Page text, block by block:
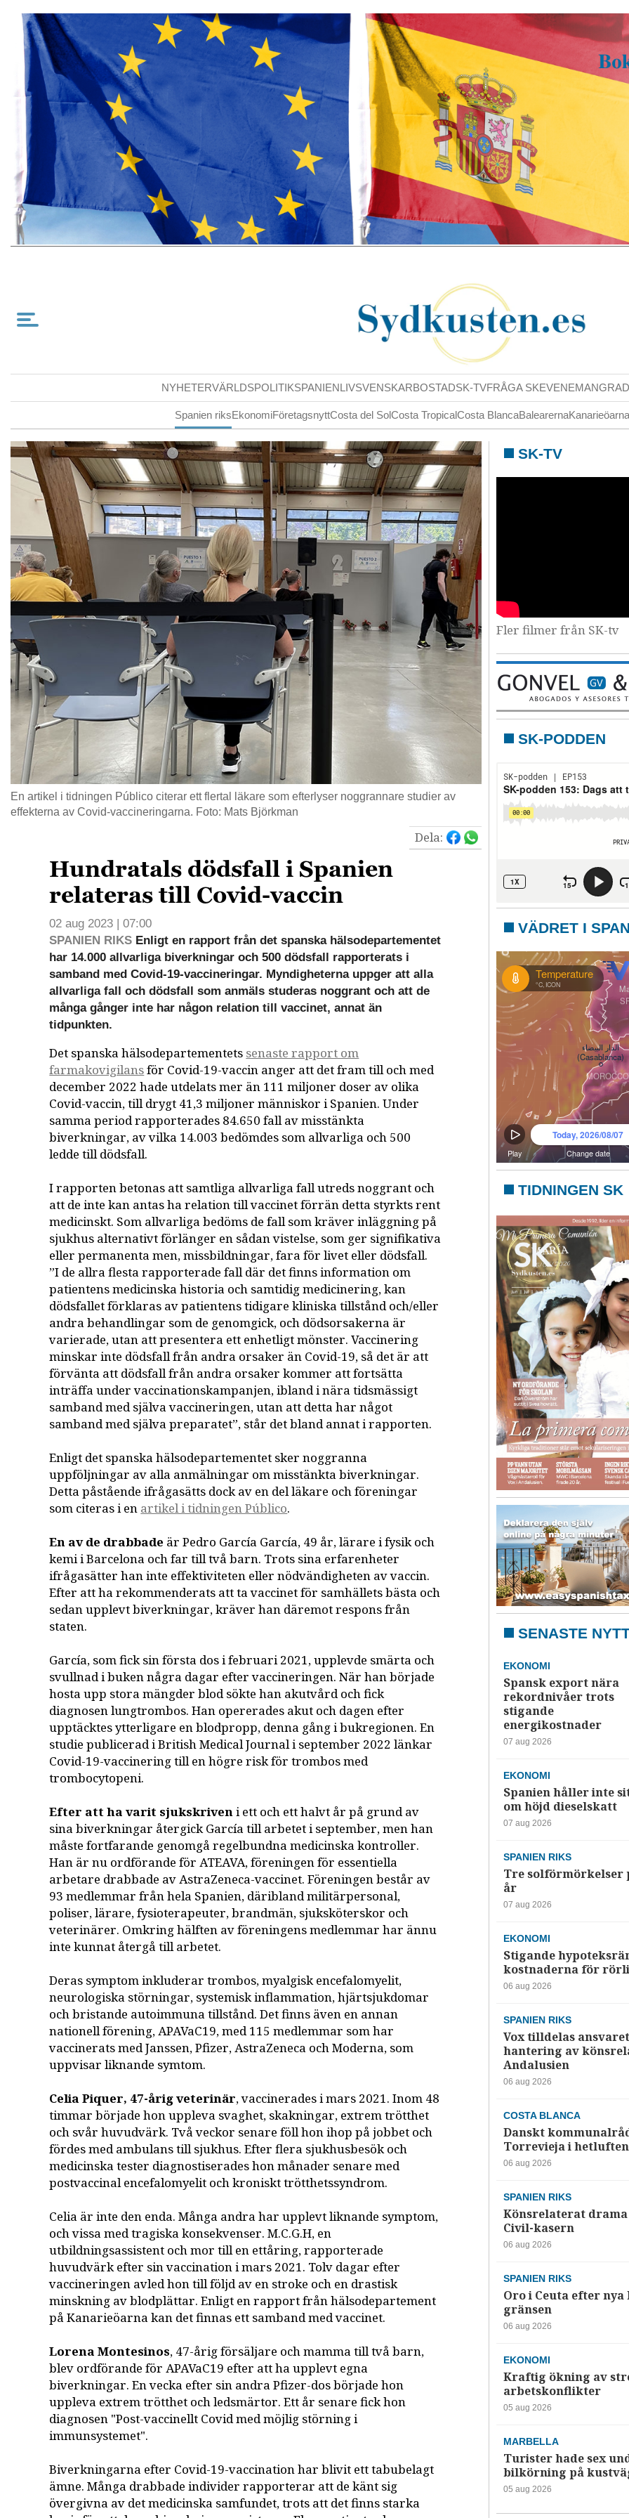
NYHETERVÄRLDSPOLITIKSPANIENLIVSVENSKARBOSTADSK-TVFRÅGA SKEVENEMANG
Spanien riksEkonomiFöretagsnyttCosta del SolCosta TropicalCosta BlancaBalearerna
En artikel i tidningen Público citerar ett flertal läkare som efterlyser noggrannare studier av
effekterna av Covid-vaccineringarna. Foto: Mats Björkman
Dela:
Hundratals dödsfall i Spanien
relateras till Covid-vaccin
02 aug 2023 | 07:00
SPANIEN RIKS Enligt en rapport från det spanska hälsodepartementet
har 14.000 allvarliga biverkningar och 500 dödsfall rapporterats i
samband med Covid-19-vaccineringar. Myndigheterna uppger att alla
allvarliga fall och dödsfall som anmäls studeras noggrant och att de
många gånger inte har någon relation till vaccinet, annat än
tidpunkten.
Det spanska hälsodepartementetssenaste rapport om
farmakovigilansför Covid-19-vaccin anger att det fram till och med
december 2022 hade utdelats mer än 111 miljoner doser av olika
Covid-vaccin, till drygt 41,3 miljoner människor i Spanien. Under
samma period rapporterades 84.650 fall av misstänkta
biverkningar, av vilka 14.003 bedömdes som allvarliga och 500
ledde till dödsfall.
I rapporten betonas att samtliga allvarliga fall utreds noggrant och
att de inte kan antas ha relation till vaccinet förrän detta styrkts rent
medicinskt. Som allvarliga bedöms de fall som kräver inläggning på
sjukhus alternativt förlänger en sådan vistelse, som ger signifikativa
eller permanenta men, missbildningar, fara för livet eller dödsfall.
”I de allra flesta rapporterade fall där det finns information om
patientens medicinska historia och samtidig medicinering, kan
dödsfallet förklaras av patientens tidigare kliniska tillstånd och/eller
andra behandlingar som de genomgick, och dödsorsakerna är
varierade, utan att presentera ett enhetligt mönster. Vaccinering
minskar inte dödsfall från andra orsaker än Covid-19, så det är att
förvänta att dödsfall från andra orsaker kommer att fortsätta
inträffa under vaccinationskampanjen, ibland i nära tidsmässigt
samband med själva vaccineringen, utan att detta har något
samband med själva preparatet”, står det bland annat i rapporten.
Enligt det spanska hälsodepartementet sker noggranna
uppföljningar av alla anmälningar om misstänkta biverkningar.
Detta påstående ifrågasätts dock av en del läkare och föreningar
som citeras i enartikel i tidningen Público.
En av de drabbade är Pedro García García, 49 år, lärare i fysik och
kemi i Barcelona och far till två barn. Trots sina erfarenheter
ifrågasätter han inte effektiviteten eller nödvändigheten av vaccin.
Efter att ha rekommenderats att ta vaccinet för samhällets bästa och
sedan upplevt biverkningar, kräver han däremot respons från
staten.
García, som fick sin första dos i februari 2021, upplevde smärta och
svullnad i buken några dagar efter vaccineringen. När han började
hosta upp stora mängder blod sökte han akutvård och fick
diagnosen lungtrombos. Han opererades akut och dagen efter
upptäcktes ytterligare en blodpropp, denna gång i bukregionen. En
studie publicerad i British Medical Journal i september 2022 länkar
Covid-19-vaccinering till en högre risk för trombos med
trombocytopeni.
Efter att ha varit sjukskriveni ett och ett halvt år på grund av
sina biverkningar återgick García till arbetet i september, men han
måste fortfarande genomgå regelbundna medicinska kontroller.
Han är nu ordförande för ATEAVA, föreningen för essentiella
arbetare drabbade av AstraZeneca-vaccinet. Föreningen består av
93 medlemmar från hela Spanien, däribland militärpersonal,
poliser, lärare, fysioterapeuter, brandmän, sjuksköterskor och
veterinärer. Omkring hälften av föreningens medlemmar har ännu
inte kunnat återgå till arbetet.
Deras symptom inkluderar trombos, myalgisk encefalomyelit,
neurologiska störningar, systemisk inflammation, hjärtsjukdomar
och bristande autoimmuna tillstånd. Det finns även en annan
nationell förening, APAVaC19, med 115 medlemmar som har
vaccinerats med Janssen, Pfizer, AstraZeneca och Moderna, som
uppvisar liknande symtom.
Celia Piquer, 47-årig veterinär, vaccinerades i mars 2021. Inom 48
timmar började hon uppleva svaghet, skakningar, extrem trötthet
och svår huvudvärk. Två veckor senare föll hon ihop på jobbet och
fördes med ambulans till sjukhus. Efter flera sjukhusbesök och
medicinska tester diagnostiserades hon månader senare med
postvaccinal encefalomyelit och kroniskt trötthetssyndrom.
Celia är inte den enda. Många andra har upplevt liknande symptom,
och vissa med tragiska konsekvenser. M.C.G.H, en
utbildningsassistent och mor till en ettåring, rapporterade
huvudvärk efter sin vaccination i mars 2021. Tolv dagar efter
vaccineringen avled hon till följd av en stroke och en drastisk
minskning av blodplättar. Enligt en rapport från hälsodepartement
på Kanarieöarna kan det finnas ett samband med vaccinet.
Lorena Montesinos, 47-årig försäljare och mamma till två barn,
blev ordförande för APAVaC19 efter att ha upplevt egna
biverkningar. En vecka efter sin andra Pfizer-dos började hon
uppleva extrem trötthet och ledsmärtor. Ett år senare fick hon
diagnosen "Post-vaccinellt Covid med möjlig störning i
immunsystemet".
Biverkningarna efter Covid-19-vaccination har blivit ett tabubelagt
ämne. Många drabbade individer rapporterar att de känt sig
övergivna av det medicinska samfundet, trots att det finns starka
SK-TV
Fler filmer från SK-tv
SK-PODDEN
VÄDRET I
TIDNINGEN SK
SENASTE
EKONOMI
Spansk export nära
rekordnivåer trots
stigande
energikostnader
07 aug 2026
EKONOMI
Spanien håller inte
om höjd dieselskatt
07 aug 2026
SPANIEN RIKS
Tre solförmörkelser
år
07 aug 2026
EKONOMI
Stigande
kostnaderna för
06 aug 2026
SPANIEN RIKS
Vox tilldelas
hantering av
Andalusien
06 aug 2026
COSTA BLANCA
Danskt
Torrevieja i hetluften
06 aug 2026
SPANIEN RIKS
Könsrelaterat
Civil-kasern
06 aug 2026
SPANIEN RIKS
Oro i Ceuta efter
gränsen
06 aug 2026
EKONOMI
Kraftig ökning av
arbetskonflikter
05 aug 2026
MARBELLA
Turister hade sex
bilkörning på
05 aug 2026